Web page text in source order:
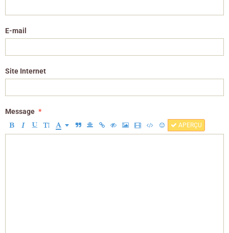
E-mail
Site Internet
Message
APERÇU